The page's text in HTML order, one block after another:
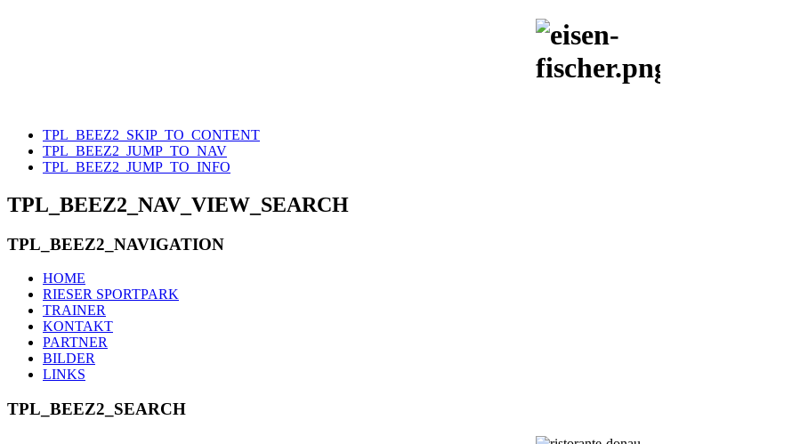
TPL_BEEZ2_SKIP_TO_CONTENT
TPL_BEEZ2_JUMP_TO_NAV
TPL_BEEZ2_JUMP_TO_INFO
TPL_BEEZ2_NAV_VIEW_SEARCH
TPL_BEEZ2_NAVIGATION
HOME
RIESER SPORTPARK
TRAINER
KONTAKT
PARTNER
BILDER
LINKS
TPL_BEEZ2_SEARCH